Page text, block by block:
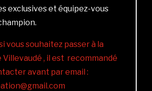
exclusives et équipez-vous
vous souhaitez passer à la
Villevaudé , il est recommandé
avant par email :